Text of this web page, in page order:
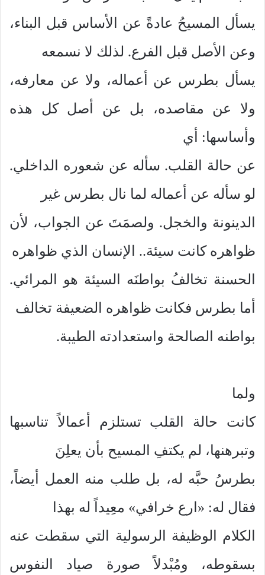
يسأل المسيحُ عادةً عن الأساس قبل البناء،
وعن الأصل قبل الفرع. لذلك لا نسمعه
يسأل بطرس عن أعماله، ولا عن معارفه،
ولا عن مقاصده، بل عن أصل كل هذه
وأساسها: أي
عن حالة القلب. سأله عن شعوره الداخلي.
لو سأله عن أعماله لما نال بطرس غير
الدينونة والخجل. ولصمَتَ عن الجواب، لأن
ظواهره كانت سيئة.. الإنسان الذي ظواهره
الحسنة تخالفُ بواطنَه السيئة هو المرائي.
أما بطرس فكانت ظواهره الضعيفة تخالف
بواطنه الصالحة واستعدادته الطيبة.
ولما
كانت حالة القلب تستلزم أعمالاً تناسبها
وتبرهنها، لم يكتفِ المسيح بأن يعلِنَ
بطرسُ حبَّه له، بل طلب منه العمل أيضاً،
فقال له: «ارع خرافي» معِيداً له بهذا
الكلام الوظيفة الرسولية التي سقطت عنه
بسقوطه، ومُبْدلاً صورة صياد النفوس